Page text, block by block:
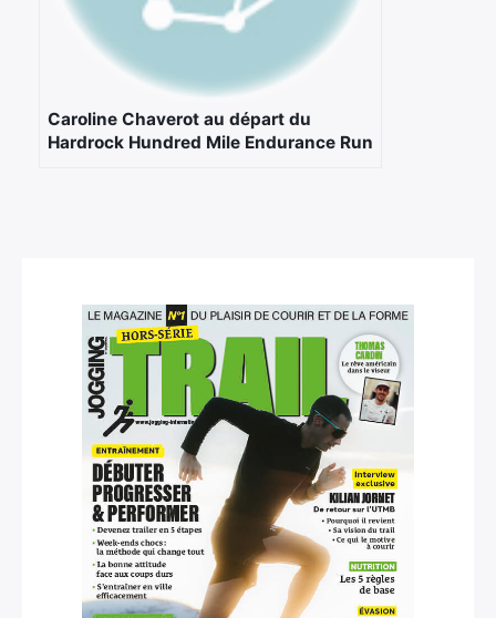
Caroline Chaverot au départ du
Hardrock Hundred Mile Endurance Run